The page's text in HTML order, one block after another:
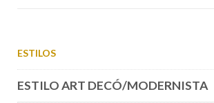
ESTILOS
ESTILO ART DECÓ/MODERNISTA